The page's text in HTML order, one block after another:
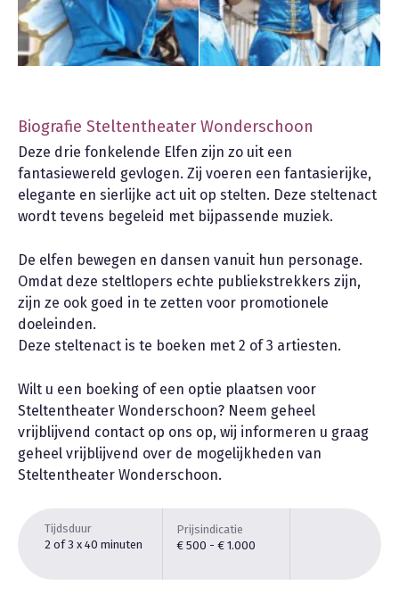
Biografie Steltentheater Wonderschoon
Deze drie fonkelende Elfen zijn zo uit een
fantasiewereld gevlogen. Zij voeren een fantasierijke,
elegante en sierlijke act uit op stelten. Deze steltenact
wordt tevens begeleid met bijpassende muziek.
De elfen bewegen en dansen vanuit hun personage.
Omdat deze steltlopers echte publiekstrekkers zijn,
zijn ze ook goed in te zetten voor promotionele
doeleinden.
Deze steltenact is te boeken met 2 of 3 artiesten.
Wilt u een boeking of een optie plaatsen voor
Steltentheater Wonderschoon? Neem geheel
vrijblijvend contact op ons op, wij informeren u graag
geheel vrijblijvend over de mogelijkheden van
Steltentheater Wonderschoon.
Tijdsduur
2 of 3 x 40 minuten
Prijsindicatie
€ 500 - € 1.000